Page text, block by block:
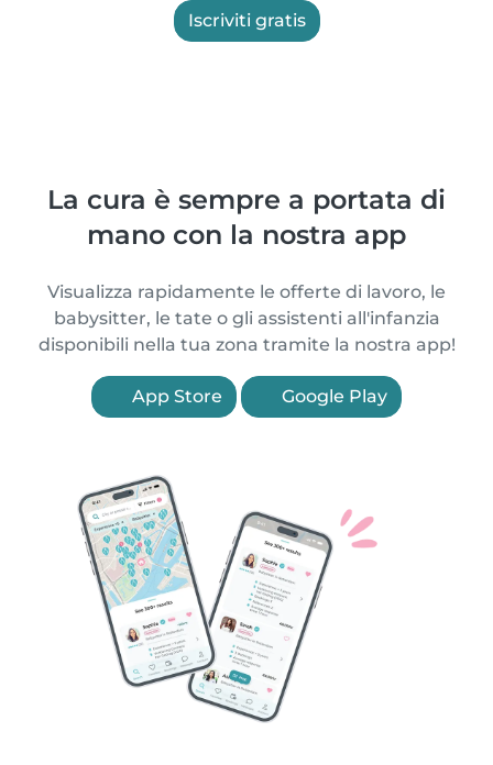
Iscriviti gratis
La cura è sempre a portata di
mano con la nostra app
Visualizza rapidamente le offerte di lavoro, le
babysitter, le tate o gli assistenti all'infanzia
disponibili nella tua zona tramite la nostra app!
App Store Google Play